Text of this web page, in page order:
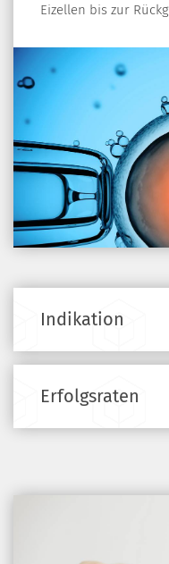
Eizellen bis zur
Indikation
Erfolgsraten